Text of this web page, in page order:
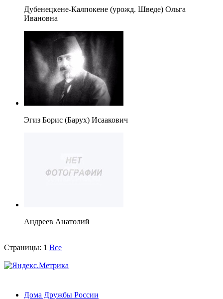
Дубенецкене-Калпокене (урожд. Шведе) Ольга
Ивановна
Эгиз Борис (Барух) Исаакович
Андреев Анатолий
Страницы: 1 Все
Дома Дружбы России